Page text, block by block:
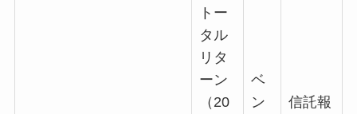
トー
タル
リタ
ーン
（20
ベ
ン
信託報